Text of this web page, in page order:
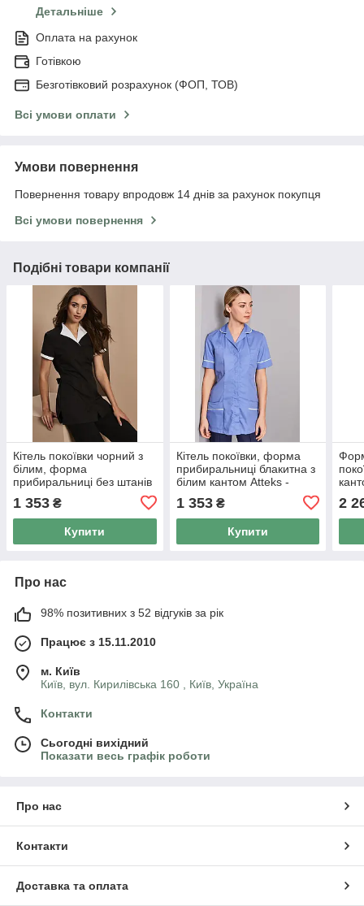
Детальніше
Оплата на рахунок
Готівкою
Безготівковий розрахунок (ФОП, ТОВ)
Всі умови оплати
Умови повернення
Повернення товару впродовж 14 днів за рахунок покупця
Всі умови повернення
Подібні товари компанії
Кітель покоївки чорний з
білим, форма
прибиральниці без штанів
1 353 ₴
Купити
Кітель покоївки, форма
прибиральниці блакитна з
білим кантом Atteks -
1 353₴
Купити
2
Про нас
98% позитивних з 52 відгуків за рік
Працює з 15.11.2010
м. Київ
Київ, вул. Кирилівська 160 , Київ, Україна
Контакти
Сьогодні вихідний
Показати весь графік роботи
Про нас
Контакти
Доставка та оплата